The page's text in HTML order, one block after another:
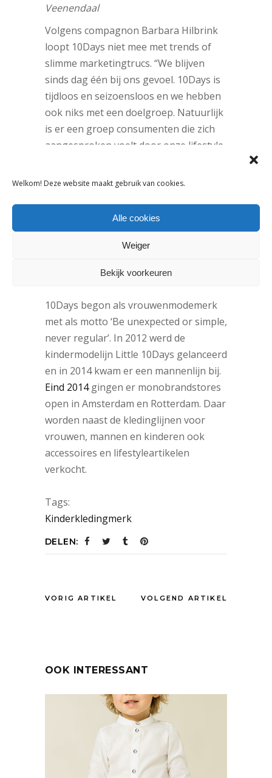
Welkom! Deze website maakt gebruik van cookies.
Alle cookies
Weiger
Bekijk voorkeuren
Veenendaal
Volgens compagnon Barbara Hilbrink
loopt 10Days niet mee met trends of
slimme marketingtrucs. “We blijven
sinds dag één bij ons gevoel. 10Days is
tijdloos en seizoensloos en we hebben
ook niks met een doelgroep. Natuurlijk
is er een groep consumenten die zich
aangesproken voelt door onze lifestyle,
Wat dat precies is, vat Myon kort
We geven iets bestaand een eigen
10Days begon als vrouwenmodemerk
met als motto ‘Be unexpected or simple,
never regular’. In 2012 werd de
kindermodelijn Little 10Days gelanceerd
en in 2014 kwam er een mannenlijn bij.
Eind 2014gingen er monobrandstores
open in Amsterdam en Rotterdam. Daar
worden naast de kledinglijnen voor
vrouwen, mannen en kinderen ook
accessoires en lifestyleartikelen
verkocht.
Tags:
Kinderkledingmerk
DELEN:
VORIG ARTIKEL VOLGEND ARTIKEL
OOK INTERESSANT